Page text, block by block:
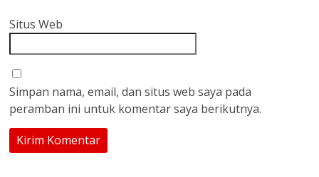
Situs Web
Simpan nama, email, dan situs web saya pada
peramban ini untuk komentar saya berikutnya.